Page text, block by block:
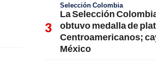
Selección Colombia
La Selección
obtuvo medalla de
Centroamericanos;
México